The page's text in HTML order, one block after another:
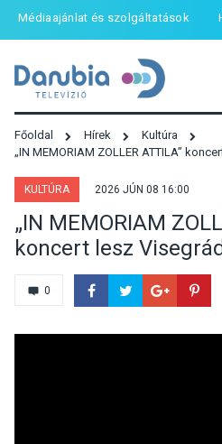
Médiaajánlat és szolgáltatások
Főoldal Hírek
Kultúra
„IN MEMORIAM ZOLLER ATTILA”
KULTÚRA 2026 JÚN 08 16:00
„IN MEMORIAM
koncert lesz
0